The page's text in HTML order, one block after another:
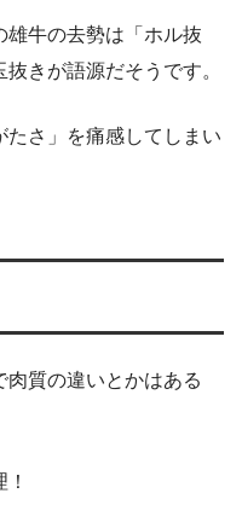
雄牛の去勢は「ホル抜
きが語源だそうです。
たさ」を痛感してしまい
質の違いとかはある